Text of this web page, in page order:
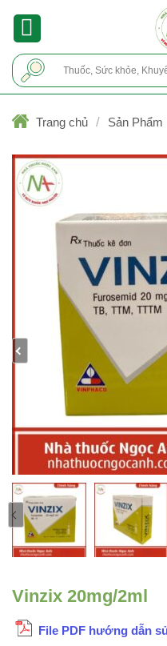
Trang chủ / Sản Phẩm
Vinzix 20mg/2ml
File PDF hướng dẫn